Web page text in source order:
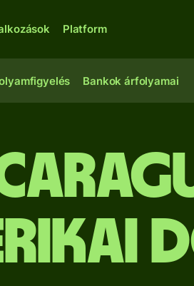
Platform
Bankok árfolyamai